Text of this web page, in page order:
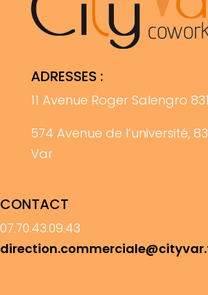
ADRESSES :
11 Avenue Roger Salengro
574 Avenue de l’université,
Var
CONTACT
07.70.43.09.43